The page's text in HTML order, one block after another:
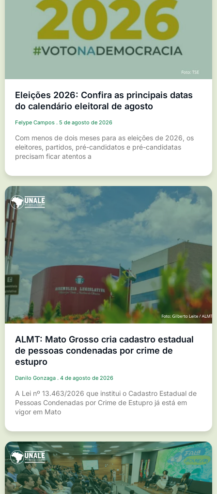
Eleições 2026: Confira as principais datas
do calendário eleitoral de agosto
Felype Campos 5 de agosto de 2026
Com menos de dois meses para as eleições de 2026, os
eleitores, partidos, pré-candidatos e pré-candidatas
precisam ficar atentos a
ALMT: Mato Grosso cria cadastro estadual
de pessoas condenadas por crime de
estupro
Danilo Gonzaga 4 de agosto de 2026
A Lei nº 13.463/2026 que institui o Cadastro Estadual de
Pessoas Condenadas por Crime de Estupro já está em
vigor em Mato